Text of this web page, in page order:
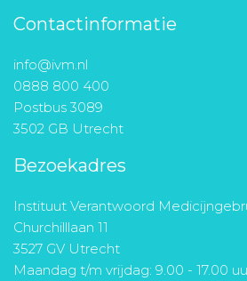
Contactinformatie
info@ivm.nl
0888 800 400
Postbus 3089
3502 GB Utrecht
Bezoekadres
Instituut Verantwoord
Churchilllaan 11
3527 GV Utrecht
Maandag t/m vrijdag: 9.00 - 17.00